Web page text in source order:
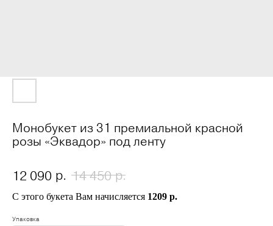
Монобукет из 31 премиальной красной
розы «Эквадор» под ленту
12 090 р. 14 450 р.
С этого букета Вам начисляется 1209 р.
Упаковка